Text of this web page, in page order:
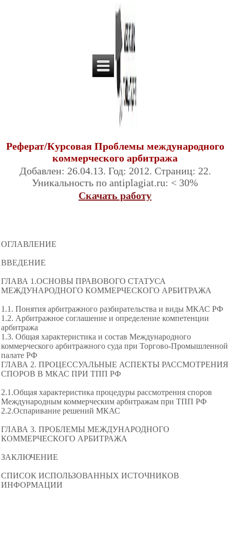
Реферат/Курсовая Проблемы международного
коммерческого арбитража
Добавлен: 26.04.13. Год: 2012. Страниц: 22.
Уникальность по antiplagiat.ru: < 30%
Скачать работу
ОГЛАВЛЕНИЕ
ВВЕДЕНИЕ
ГЛАВА 1.ОСНОВЫ ПРАВОВОГО СТАТУСА
МЕЖДУНАРОДНОГО КОММЕРЧЕСКОГО АРБИТРАЖА
1.1. Понятия арбитражного разбирательства и виды МКАС РФ
1.2. Арбитражное соглашение и определение компетенции
арбитража
1.3. Общая характеристика и состав Международного
коммерческого арбитражного суда при Торгово-Промышленной
палате РФ
ГЛАВА 2. ПРОЦЕССУАЛЬНЫЕ АСПЕКТЫ РАССМОТРЕНИЯ
СПОРОВ В МКАС ПРИ ТПП РФ
2.1.Общая характеристика процедуры рассмотрения споров
Международным коммерческим арбитражам при ТПП РФ
2.2.Оспаривание решений МКАС
ГЛАВА 3. ПРОБЛЕМЫ МЕЖДУНАРОДНОГО
КОММЕРЧЕСКОГО АРБИТРАЖА
ЗАКЛЮЧЕНИЕ
СПИСОК ИСПОЛЬЗОВАННЫХ ИСТОЧНИКОВ
ИНФОРМАЦИИ